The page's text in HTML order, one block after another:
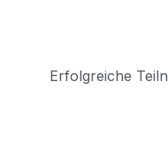
Erfolg­rei­che